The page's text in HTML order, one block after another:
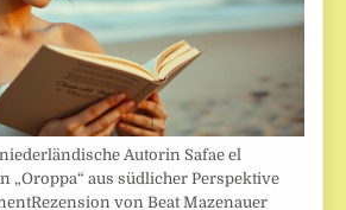
Autorin Safae el
„Oroppa“ aus südlicher Perspektive
von Beat Mazenauer